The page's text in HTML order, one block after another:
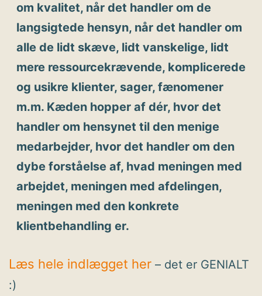
om kvalitet, når det handler om de
langsigtede hensyn, når det handler om
alle de lidt skæve, lidt vanskelige, lidt
mere ressourcekrævende, komplicerede
og usikre klienter, sager, fænomener
m.m. Kæden hopper af dér, hvor det
handler om hensynet til den menige
medarbejder, hvor det handler om den
dybe forståelse af, hvad meningen med
arbejdet, meningen med afdelingen,
meningen med den konkrete
klientbehandling er.
Læs hele indlægget her – det er GENIALT
:)